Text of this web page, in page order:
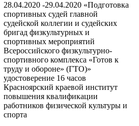
28.04.2020 -29.04.2020 «Подготовка
спортивных судей главной
судейской коллегии и судейских
бригад физкультурных и
спортивных мероприятий
Всероссийского физкультурно-
спортивного комплекса «Готов к
труду и обороне» (ГТО)»
удостоверение 16 часов
Красноярский краевой институт
повышения квалификации
работников физической культуры и
спорта